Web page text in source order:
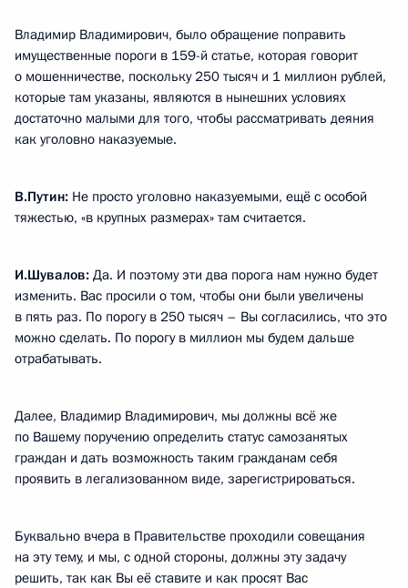
Владимир Владимирович, было обращение поправить
имущественные пороги в 159-й статье, которая говорит
о мошенничестве, поскольку 250 тысяч и 1 миллион рублей,
которые там указаны, являются в нынешних условиях
достаточно малыми для того, чтобы рассматривать деяния
как уголовно наказуемые.
В.Путин: Не просто уголовно наказуемыми, ещё с особой
тяжестью, «в крупных размерах» там считается.
И.Шувалов: Да. И поэтому эти два порога нам нужно будет
изменить. Вас просили о том, чтобы они были увеличены
в пять раз. По порогу в 250 тысяч – Вы согласились, что это
можно сделать. По порогу в миллион мы будем дальше
отрабатывать.
Далее, Владимир Владимирович, мы должны всё же
по Вашему поручению определить статус самозанятых
граждан и дать возможность таким гражданам себя
проявить в легализованном виде, зарегистрироваться.
Буквально вчера в Правительстве проходили совещания
на эту тему, и мы, с одной стороны, должны эту задачу
решить, так как Вы её ставите и как просят Вас